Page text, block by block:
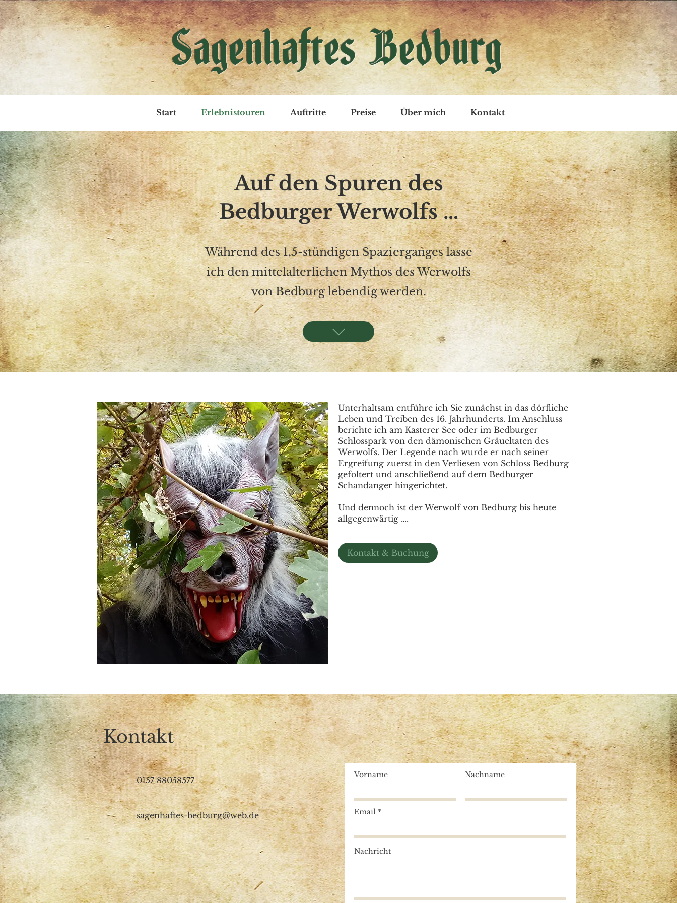
Sagenhaftes Bedburg
Start Erlebnistouren Auftritte Preise Über mich Kontakt
Auf den Spuren des
Bedburger Werwolfs …
Während des 1,5-stündigen Spazierganges lasse
ich den mittelalterlichen Mythos des Werwolfs
von Bedburg lebendig werden.
Unterhaltsam entführe ich Sie zunächst in das dörfliche
Leben und Treiben des 16. Jahrhunderts. Im Anschluss
berichte ich am Kasterer See oder im Bedburger
Schlosspark von den dämonischen Gräueltaten des
Werwolfs. Der Legende nach wurde er nach seiner
Ergreifung zuerst in den Verliesen von Schloss Bedburg
gefoltert und anschließend auf dem Bedburger
Schandanger hingerichtet.
Und dennoch ist der Werwolf von Bedburg bis heute
allgegenwärtig ….
Kontakt & Buchung
Kontakt
0157 88058577
sagenhaftes-bedburg@web.de
Vorname Nachname
Email
Nachricht